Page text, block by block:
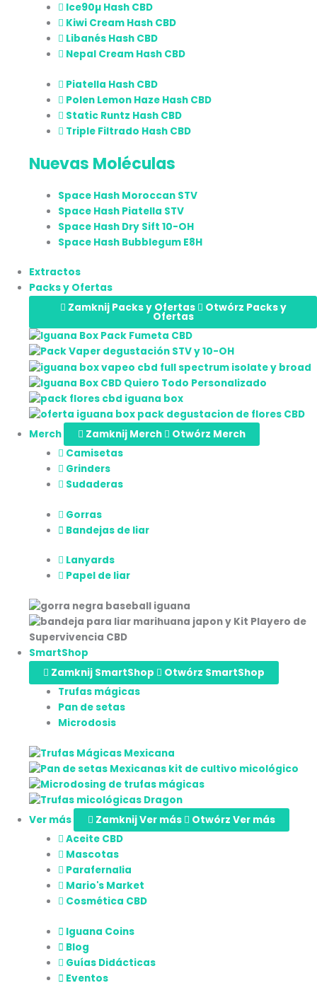
Ice90µ Hash CBD
Kiwi Cream Hash CBD
Libanés Hash CBD
Nepal Cream Hash CBD
Piatella Hash CBD
Polen Lemon Haze Hash CBD
Static Runtz Hash CBD
Triple Filtrado Hash CBD
Nuevas Moléculas
Space Hash Moroccan STV
Space Hash Piatella STV
Space Hash Dry Sift 10-OH
Space Hash Bubblegum E8H
Extractos
Packs y Ofertas
Zamknij Packs y Ofertas
Otwórz Packs y
Ofertas
Merch Zamknij Merch
Otwórz Merch
Camisetas
Grinders
Sudaderas
Gorras
Bandejas de liar
Lanyards
Papel de liar
SmartShop
Zamknij SmartShop
Otwórz SmartShop
Trufas mágicas
Pan de setas
Microdosis
Ver más Zamknij Ver más
Otwórz Ver más
Aceite CBD
Mascotas
Parafernalia
Mario's Market
Cosmética CBD
Iguana Coins
Blog
Guías Didácticas
Eventos